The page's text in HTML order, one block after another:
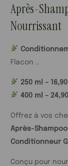
Après-
Nourrissant
Flacon ..
250 ml –
400 ml –
Offrez à vos
Après-
Conditionneur
Conçu pour